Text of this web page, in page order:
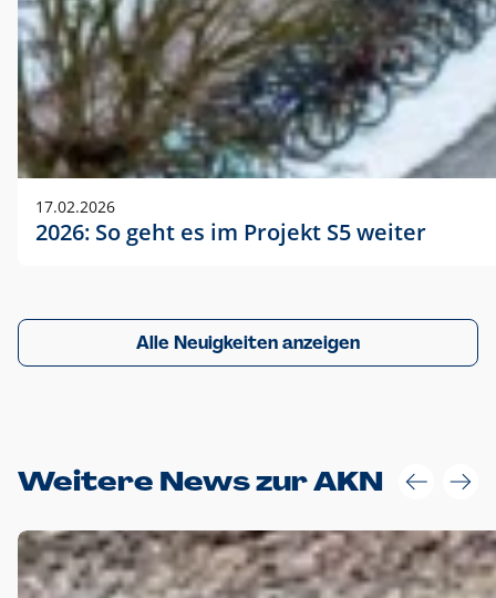
17.02.2026
2026: So geht es im Projekt S5 weiter
Alle Neuigkeiten anzeigen
Weitere News zur AKN